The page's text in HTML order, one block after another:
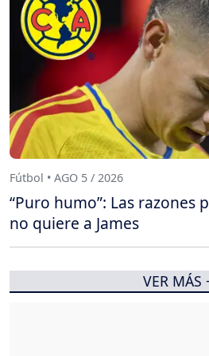
Fútbol • AGO 5 / 2026
“Puro humo”: Las razones
no quiere a James
VER MÁS